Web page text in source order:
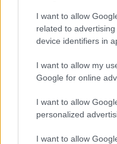
I want to allow
related to
device identifiers in
I want to allow my
Google for online
I want to allow
personalized
I want to allow
SCI ACROBATICO